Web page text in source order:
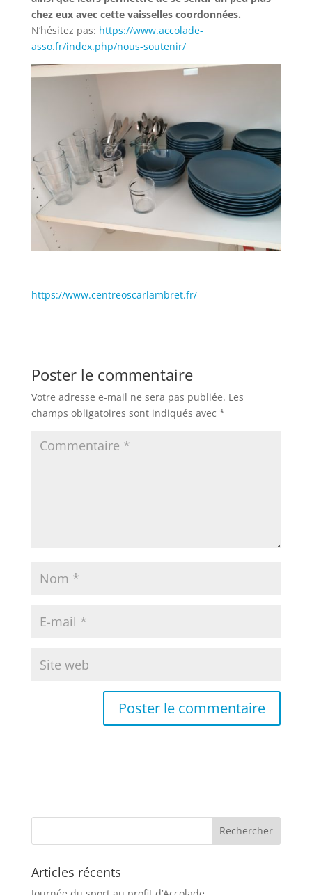
chez eux avec cette vaisselles coordonnées.
N’hésitez pas: https://www.accolade-
asso.fr/index.php/nous-soutenir/
https://www.centreoscarlambret.fr/
Poster le commentaire
Votre adresse e-mail ne sera pas publiée. Les
champs obligatoires sont indiqués avec *
Articles récents